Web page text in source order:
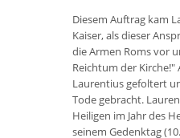
Diesem Auftrag kam
Kaiser, als dieser
die Armen Roms vor
Reichtum der
Laurentius gefoltert
Tode gebracht.
Heiligen im Jahr des
seinem Gedenktag